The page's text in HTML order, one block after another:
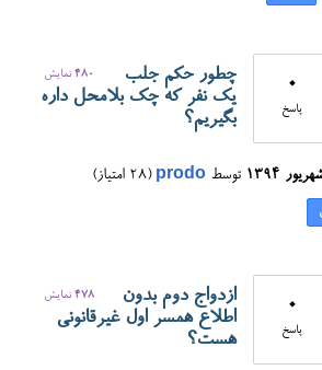
0
پاسخ
480 نمایش
چطور حکم جلب
یک نفر که چک بلامحل داره
بگیریم؟
توسط prodo
(
28 امتیاز)
0
پاسخ
478 نمایش
ازدواج دوم بدون
اطلاع همسر اول غیرقانونی
هست؟